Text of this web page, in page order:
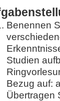
Benennen
Studien
Bezug auf:
Übertragen